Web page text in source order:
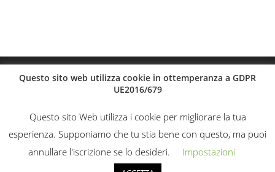
Questo sito web utilizza cookie in ottemperanza a GDPR
UE2016/679
Questo sito Web utilizza i cookie per migliorare la tua
esperienza. Supponiamo che tu stia bene con questo, ma puoi
annullare l'iscrizione se lo desideri.
Impostazioni